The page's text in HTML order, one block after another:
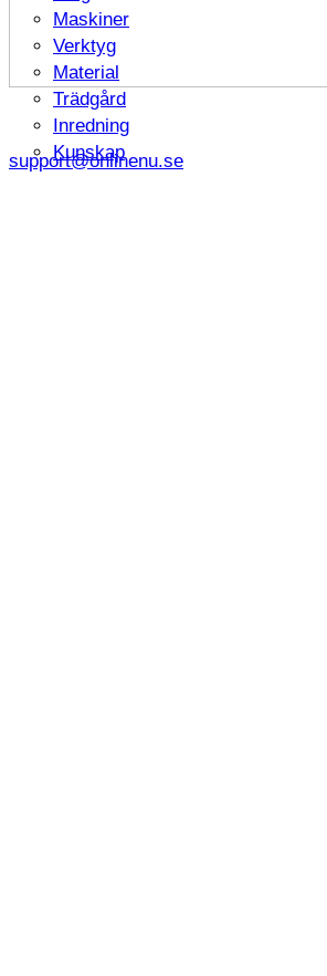
Maskiner
Verktyg
Material
Trädgård
Inredning
Kunskap
support@onlinenu.se